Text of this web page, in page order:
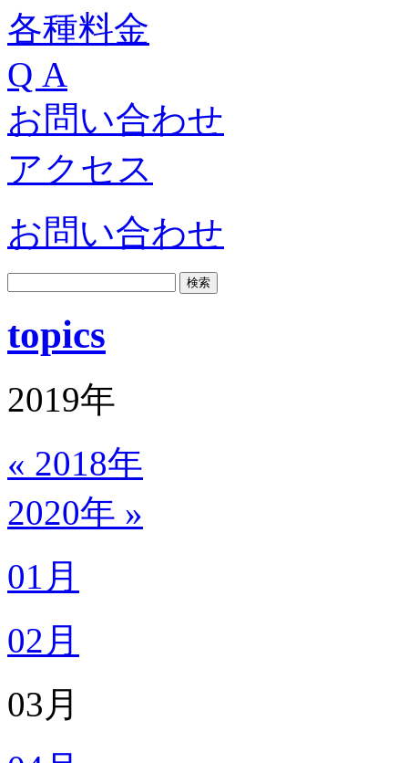
各種料金
Q A
お問い合わせ
アクセス
お問い合わせ
topics
2019年
« 2018年
2020年 »
01月
02月
03月